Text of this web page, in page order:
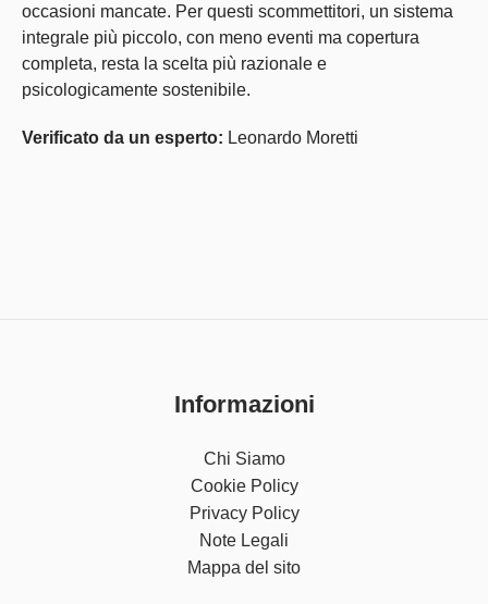
occasioni mancate. Per questi scommettitori, un sistema
integrale più piccolo, con meno eventi ma copertura
completa, resta la scelta più razionale e
psicologicamente sostenibile.
Verificato da un esperto: Leonardo Moretti
Informazioni
Chi Siamo
Cookie Policy
Privacy Policy
Note Legali
Mappa del sito